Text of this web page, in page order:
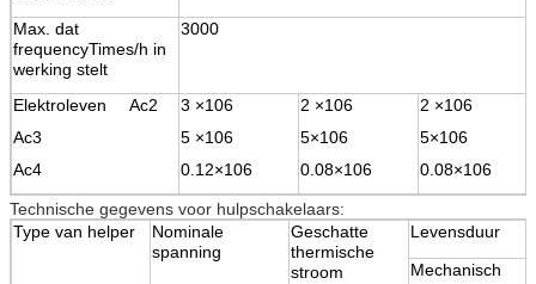
Max. dat
frequencyTimes/h in
werking stelt
3000
Elektroleven Ac2
Ac3
Ac4
3 ×106
5 ×106
0.12×106
2 ×106
5×106
0.08×106
2 ×106
5×106
0.08×106
Technische gegevens voor hulpschakelaars:
Type van helper
Nominale
spanning
Geschatte
thermische
stroom
Levensduur
Mechanisch